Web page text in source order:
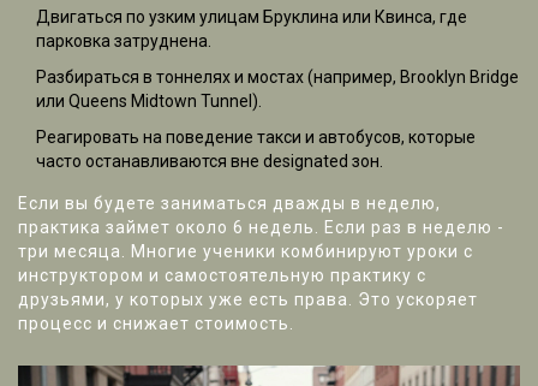
Двигаться по узким улицам Бруклина или Квинса, где
парковка затруднена.
Разбираться в тоннелях и мостах (например, Brooklyn Bridge
или Queens Midtown Tunnel).
Реагировать на поведение такси и автобусов, которые
часто останавливаются вне designated зон.
Если вы будете заниматься дважды в неделю,
практика займет около 6 недель. Если раз в неделю -
три месяца. Многие ученики комбинируют уроки с
инструктором и самостоятельную практику с
друзьями, у которых уже есть права. Это ускоряет
процесс и снижает стоимость.